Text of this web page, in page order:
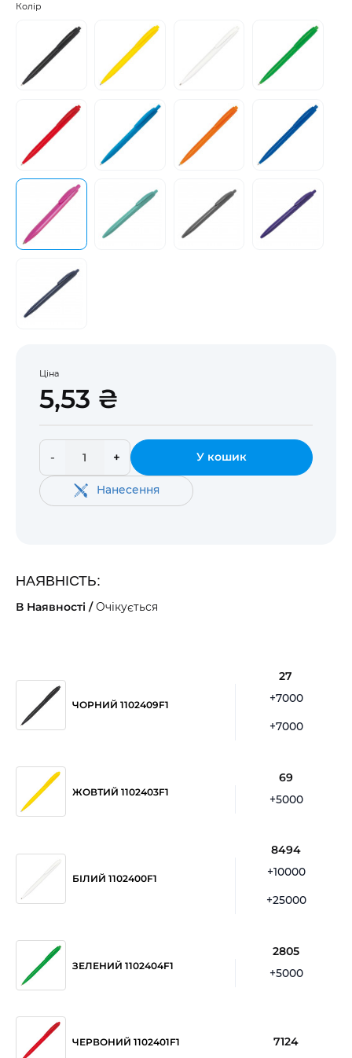
Колір
Ціна
5,53 ₴
- + У кошик
Нанесення
НАЯВНІСТЬ:
В Наявності /Очікується
ЧОРНИЙ 1102409F1
27
+7000
+7000
ЖОВТИЙ 1102403F1
69
+5000
БІЛИЙ 1102400F1
8494
+10000
+25000
ЗЕЛЕНИЙ 1102404F1
2805
+5000
ЧЕРВОНИЙ 1102401F1 7124